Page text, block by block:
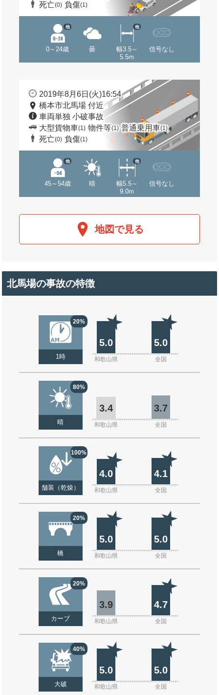
死亡(0) 負傷(1)
0～24歳
他
曇
幅3.5～
5.5m
他
信号なし
2019年8月6日(火)16:54
橋本市北馬場 付近
車両単独 小破事故
大型貨物車(1) 物件等(1) 普通乗用車(1)
死亡(0) 負傷(1)
45～54歳
他
晴
幅5.5～
9.0m
他
信号なし
地図で見る
北馬場の事故の特徴
20%
1時
5.0 5.0
和歌山県 全国
80%
晴
3.4 3.7
和歌山県 全国
100%
舗装（乾燥）
4.0 4.1
和歌山県 全国
20%
橋
5.0 5.0
和歌山県 全国
20%
カーブ
3.9 4.7
和歌山県 全国
40%
大破
5.0 5.0
和歌山県 全国